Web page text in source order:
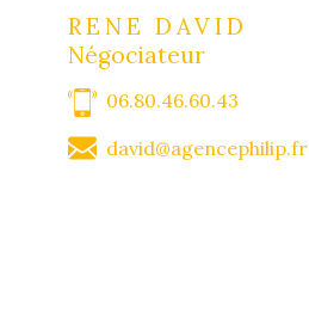
RENE DAVID
Négociateur
06.80.46.60.43
david@agencephilip.fr